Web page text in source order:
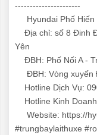
----------------------
Hyundai Phố Hiến
Địa chỉ: số 8 Đinh
Yên
ĐBH: Phố Nối A -
ĐBH: Vòng xuyến
Hotline Dịch Vụ:
Hotline Kinh
Website: https://
#trungbaylaithuxe